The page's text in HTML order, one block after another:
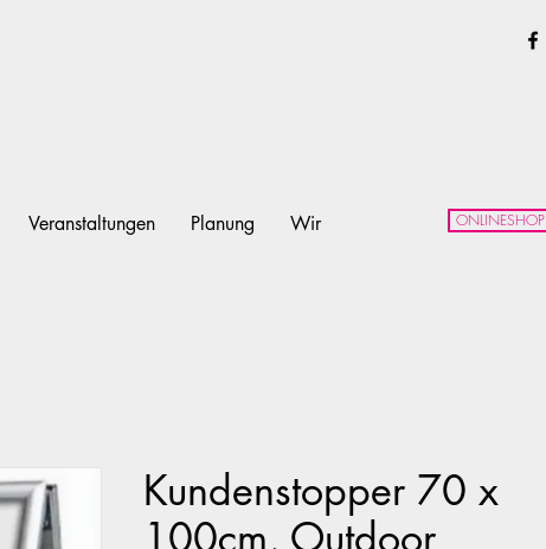
Veranstaltungen Planung Wir ONLINESHOP
Kundenstopper 70 x
100cm, Outdoor